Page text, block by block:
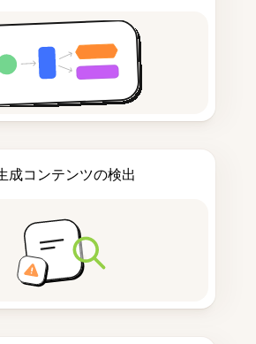
成コンテンツの検出